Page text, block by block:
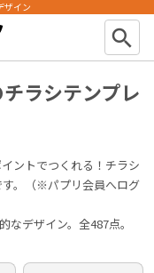
ザイン
search
ラシテンプレ
ントでつくれる！チラシ
。（※パプリ会員へログ
デザイン。全487点。